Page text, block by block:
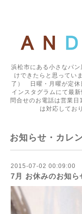
浜松市にある小さなパ
けできたらと思ってい
了） 日曜・月曜が定休
インスタグラムにて最
問合せのお電話は営業
は対応してお
お知らせ・カレ
2015-07-02 00:09:00
7月 お休みのお知ら